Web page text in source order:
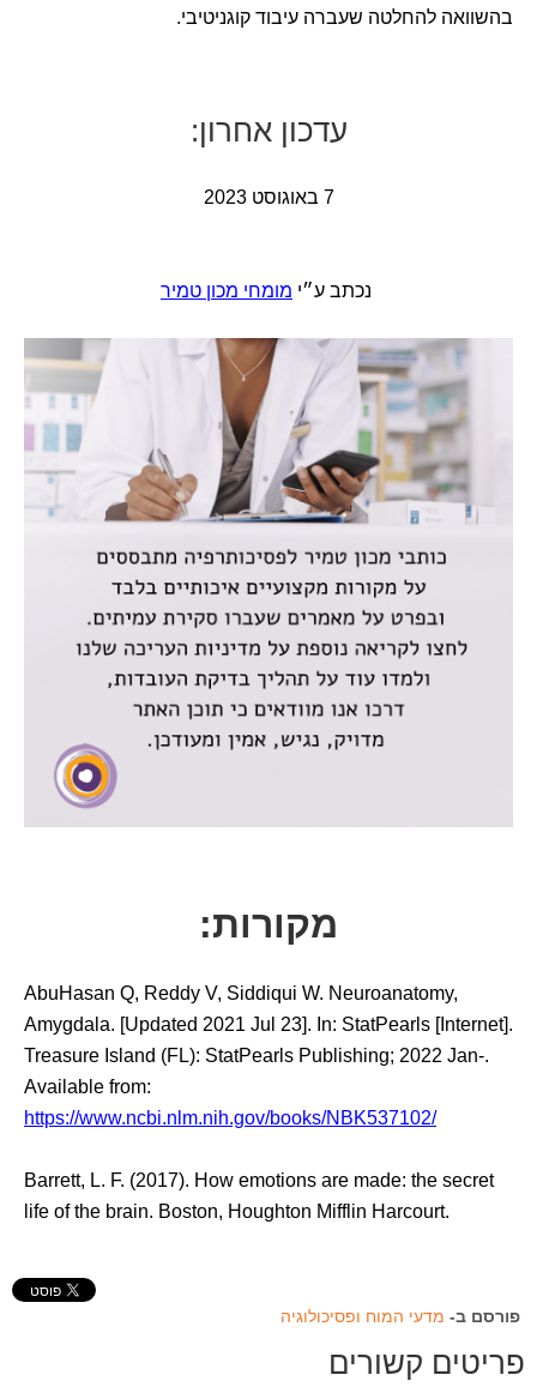
בהשוואה להחלטה שעברה עיבוד קוגניטיבי.
עדכון אחרון:
7 באוגוסט 2023
נכתב ע״י מומחי מכון טמיר
מקורות:
AbuHasan Q, Reddy V, Siddiqui W. Neuroanatomy,
Amygdala. [Updated 2021 Jul 23]. In: StatPearls [Internet].
Treasure Island (FL): StatPearls Publishing; 2022 Jan-.
Available from:
https://www.ncbi.nlm.nih.gov/books/NBK537102/
Barrett, L. F. (2017). How emotions are made: the secret
life of the brain. Boston, Houghton Mifflin Harcourt.
פורסם ב- מדעי המוח ופסיכולוגיה
פריטים קשורים